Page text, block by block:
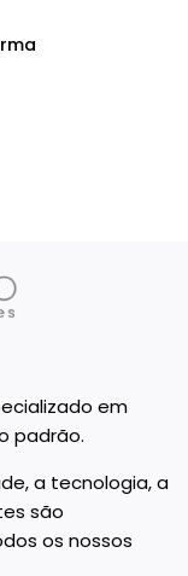
em
padrão.
a tecnologia, a
são
os nossos